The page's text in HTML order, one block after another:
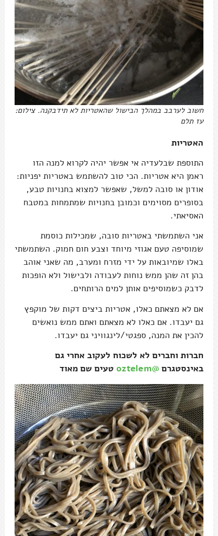
חשוב לערבב במהלך הבישול שהאטריות לא תידבקנה. צילום:
עז תלם
האטריות
התוספת שבלעדיה אי אפשר יהיה לקרוא למנה הזו
ראמן היא אטריות. הכי טוב להשתמש באטריות יפניות:
אודון או סובה למשל, שאפשר למצוא בחנויות טבע,
בסופרים מסוימים וכמובן בחנויות שמתמחות במטבח
האסיאתי.
אני השתמשתי באטריות סובה, שמכילות כוסמת
שמוסיפה טעם אגוזי מיוחד וצבע חום חמוק. השתמשתי
באלו שמיובאות על ידי מזרח ומערב, מה שאני אוהב
בהן זה שהן ממש נוחות לעבודה ולבישול ולא הופכות
לדבק כשמוסיפים אותן למים הרותחים.
אם לא מצאתם כאלו, אטריות ביצים דקות של מוקפץ
גם יעבדו. אם כאלו לא מצאתם ואתם ממש נואשים
להכין את המנה, ספגטי/לינגוויני גם יעבדו.
חברות וחברים לא לשכוח לעקוב אחרי גם
באינסטגרם @oztelem טעים שם מאוד